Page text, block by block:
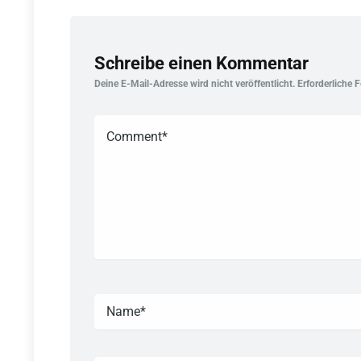
Schreibe einen Kommentar
Deine E-Mail-Adresse wird nicht veröffentlicht. Erforderliche